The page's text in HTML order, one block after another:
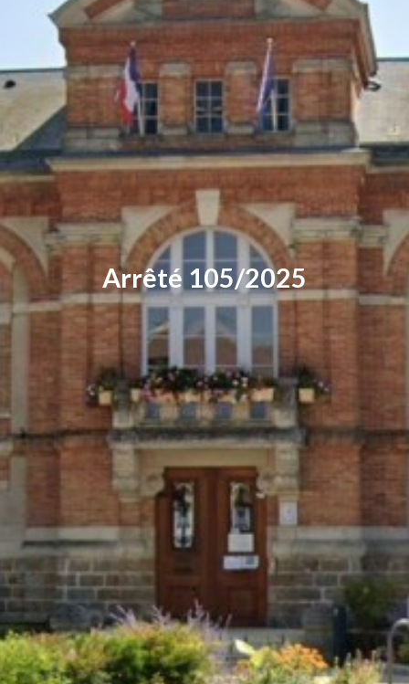
Arrêté 105/2025